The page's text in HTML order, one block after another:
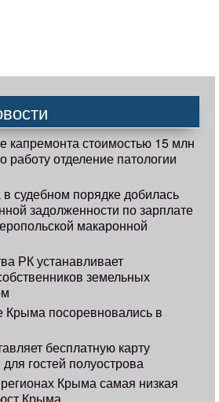
капремонта стоимостью 15 млн
работу отделение патологии
судебном порядке добилась
задолженности по зарплате
макаронной
РК устанавливает
земельных
Крыма посоревновались в
бесплатную карту
гостей полуострова
Крыма самая низкая